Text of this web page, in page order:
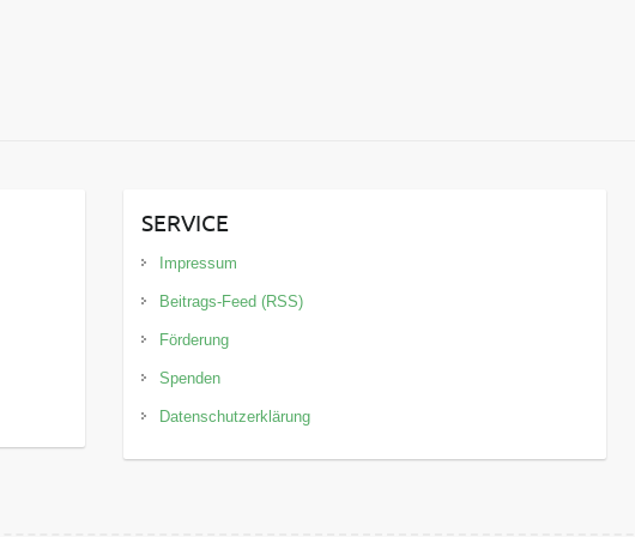
SERVICE
Impressum
Beitrags-Feed (RSS)
Förderung
Spenden
Datenschutzerklärung